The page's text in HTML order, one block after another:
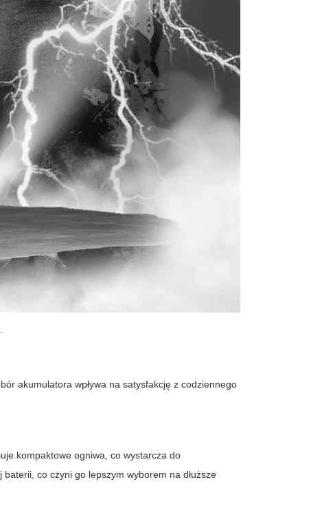
akumulatora wpływa na satysfakcję z codziennego
kompaktowe ogniwa, co wystarcza do
co czyni go lepszym wyborem na dłuższe